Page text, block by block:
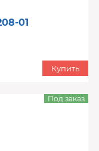
01
Купить
Под заказ